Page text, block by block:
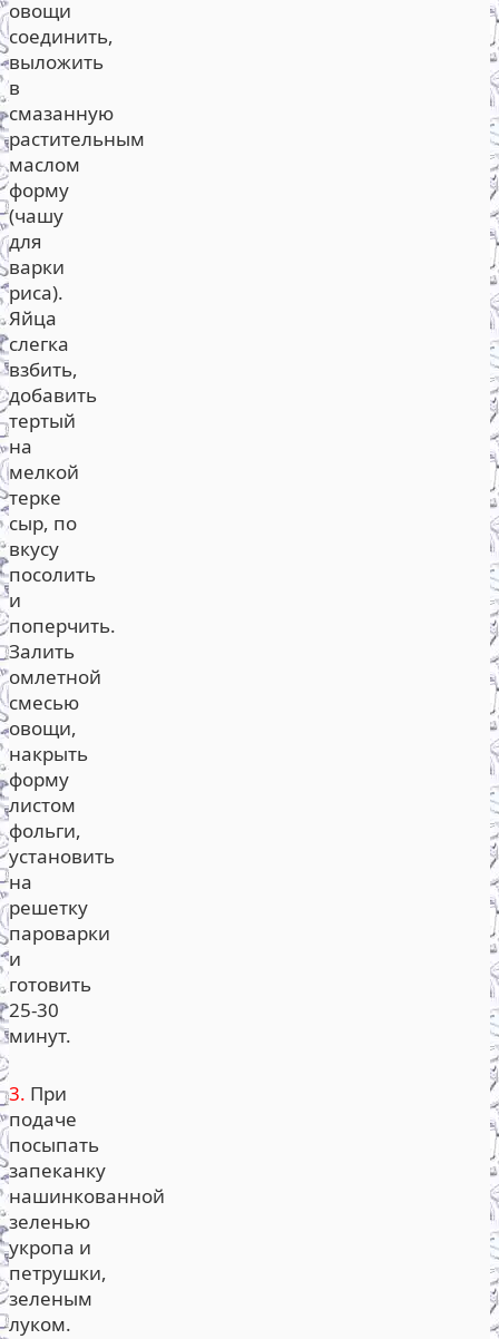
овощи
соединить,
выложить
в
смазанную
растительным
маслом
форму
(чашу
для
варки
риса).
Яйца
слегка
взбить,
добавить
тертый
на
мелкой
терке
сыр, по
вкусу
посолить
и
поперчить.
Залить
омлетной
смесью
овощи,
накрыть
форму
листом
фольги,
установить
на
решетку
пароварки
и
готовить
25-30
минут.
3. При
подаче
посыпать
запеканку
нашинкованной
зеленью
укропа и
петрушки,
зеленым
луком.